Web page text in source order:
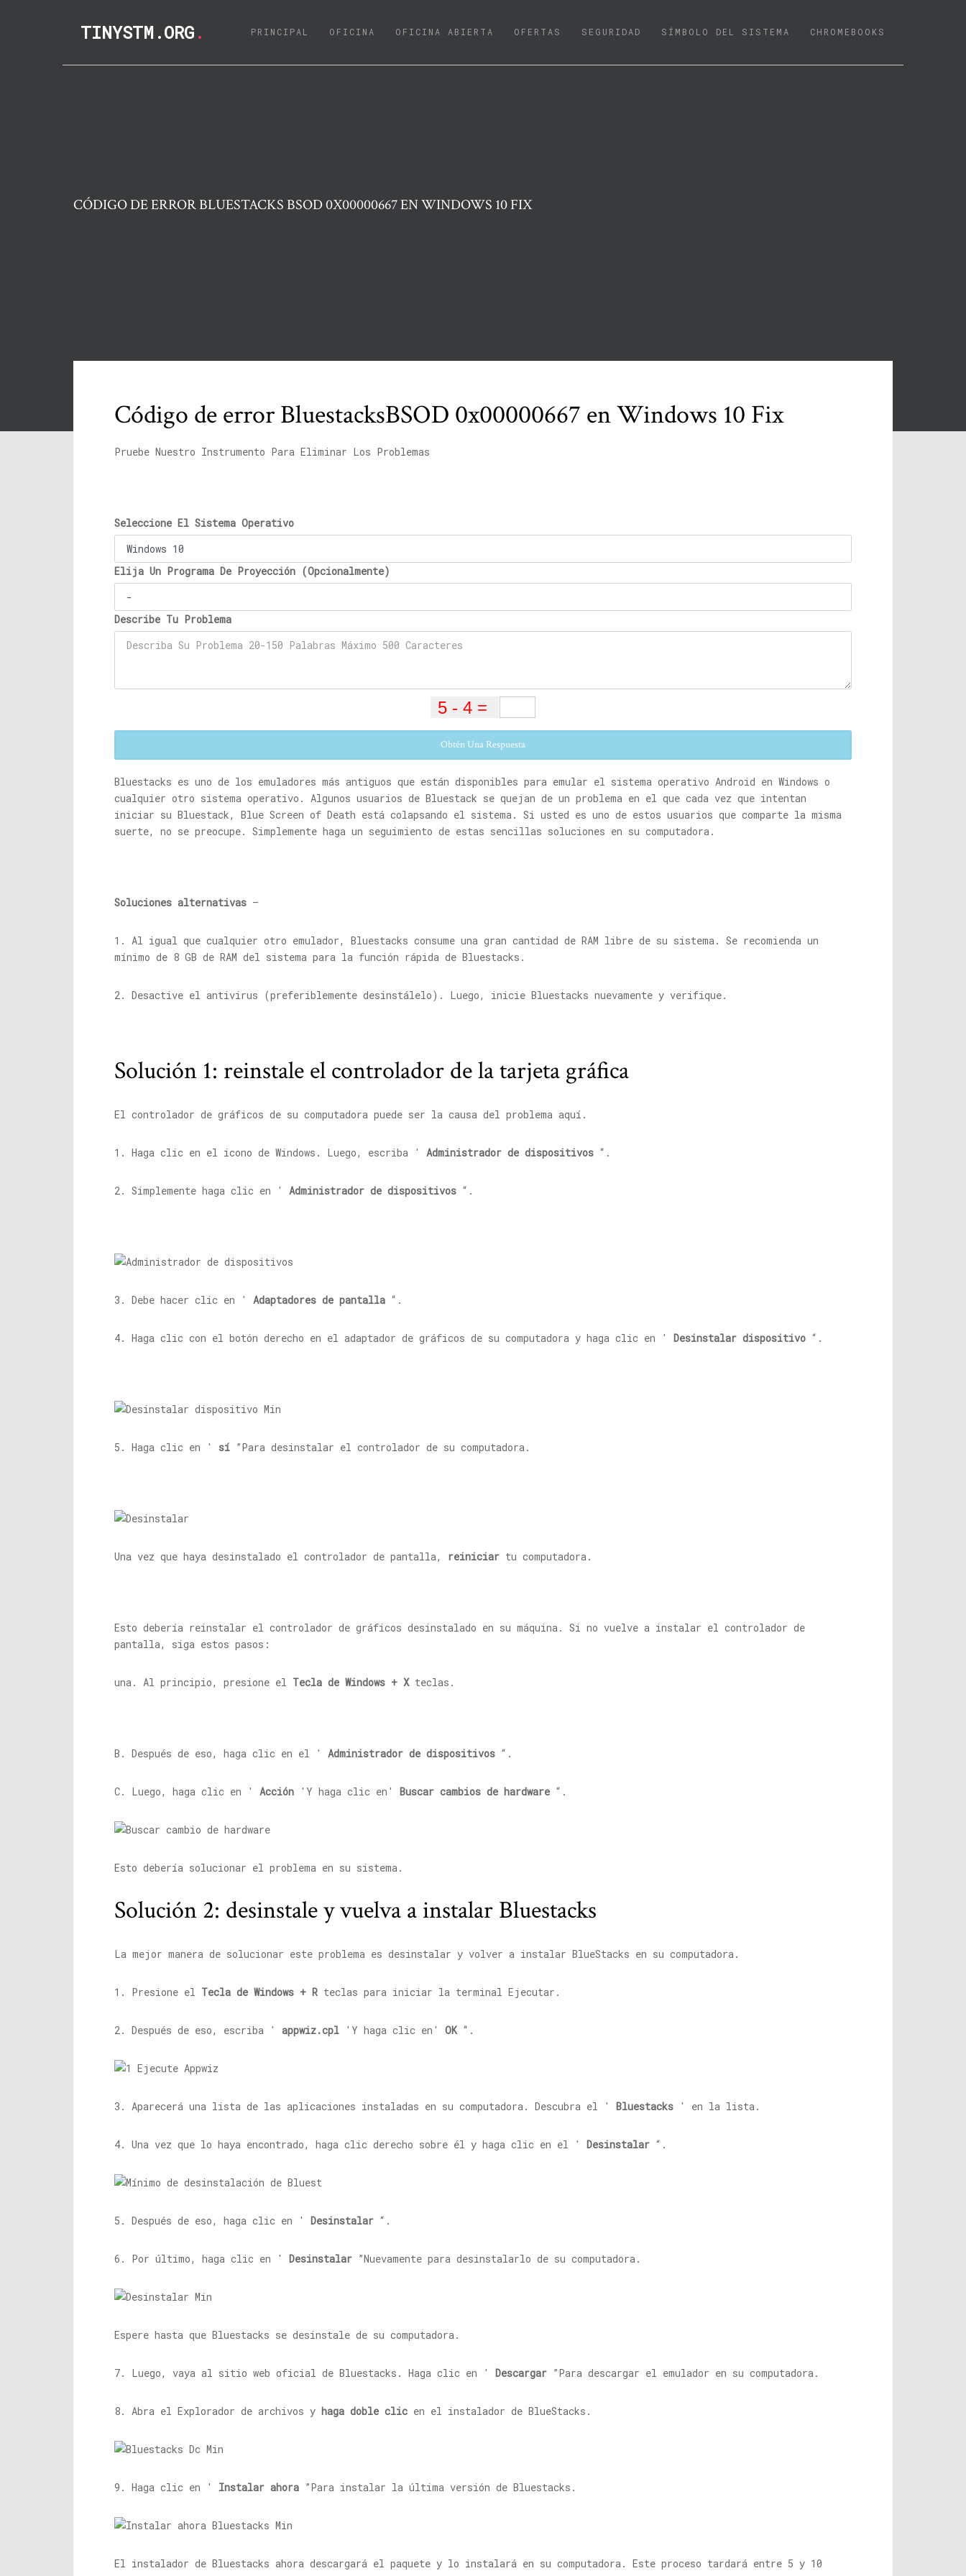
TINYSTM.ORG. PRINCIPAL (CURRENT)
OFICINA OFICINA ABIERTA OFERTAS SEGURIDAD SÍMBOLO DEL SISTEMA CHROMEBOOKS
CÓDIGO DE ERROR BLUESTACKS BSOD 0X00000667 EN WINDOWS 10 FIX
Código de error BluestacksBSOD 0x00000667 en Windows 10 Fix
Pruebe Nuestro Instrumento Para Eliminar Los Problemas
Seleccione El Sistema Operativo
Elija Un Programa De Proyección (Opcionalmente)
Describe Tu Problema
Obtén Una Respuesta
Bluestacks es uno de los emuladores más antiguos que están disponibles para emular el sistema operativo Android en Windows o
cualquier otro sistema operativo. Algunos usuarios de Bluestack se quejan de un problema en el que cada vez que intentan
iniciar su Bluestack, Blue Screen of Death está colapsando el sistema. Si usted es uno de estos usuarios que comparte la misma
suerte, no se preocupe. Simplemente haga un seguimiento de estas sencillas soluciones en su computadora.
Soluciones alternativas –
1. Al igual que cualquier otro emulador, Bluestacks consume una gran cantidad de RAM libre de su sistema. Se recomienda un
mínimo de 8 GB de RAM del sistema para la función rápida de Bluestacks.
2. Desactive el antivirus (preferiblemente desinstálelo). Luego, inicie Bluestacks nuevamente y verifique.
Solución 1: reinstale el controlador de la tarjeta gráfica
El controlador de gráficos de su computadora puede ser la causa del problema aquí.
1. Haga clic en el icono de Windows. Luego, escriba ' Administrador de dispositivos “.
2. Simplemente haga clic en ' Administrador de dispositivos “.
3. Debe hacer clic en ' Adaptadores de pantalla “.
4. Haga clic con el botón derecho en el adaptador de gráficos de su computadora y haga clic en ' Desinstalar dispositivo “.
5. Haga clic en ' sí ”Para desinstalar el controlador de su computadora.
Una vez que haya desinstalado el controlador de pantalla, reiniciar tu computadora.
Esto debería reinstalar el controlador de gráficos desinstalado en su máquina. Si no vuelve a instalar el controlador de
pantalla, siga estos pasos:
una. Al principio, presione el Tecla de Windows + Xteclas.
B. Después de eso, haga clic en el ' Administrador de dispositivos “.
C. Luego, haga clic en ' Acción 'Y haga clic en' Buscar cambios de hardware “.
Esto debería solucionar el problema en su sistema.
Solución 2: desinstale y vuelva a instalar Bluestacks
La mejor manera de solucionar este problema es desinstalar y volver a instalar BlueStacks en su computadora.
1. Presione el Tecla de Windows + R teclas para iniciar la terminal Ejecutar.
2. Después de eso, escriba ' appwiz.cpl 'Y haga clic en' OK“.
3. Aparecerá una lista de las aplicaciones instaladas en su computadora. Descubra el ' Bluestacks ' en la lista.
4. Una vez que lo haya encontrado, haga clic derecho sobre él y haga clic en el ' Desinstalar “.
5. Después de eso, haga clic en ' Desinstalar “.
6. Por último, haga clic en ' Desinstalar ”Nuevamente para desinstalarlo de su computadora.
Espere hasta que Bluestacks se desinstale de su computadora.
7. Luego, vaya al sitio web oficial de Bluestacks. Haga clic en ' Descargar ”Para descargar el emulador en su computadora.
8. Abra el Explorador de archivos y haga doble clic en el instalador de BlueStacks.
9. Haga clic en ' Instalar ahora ”Para instalar la última versión de Bluestacks.
El instalador de Bluestacks ahora descargará el paquete y lo instalará en su computadora. Este proceso tardará entre 5 y 10